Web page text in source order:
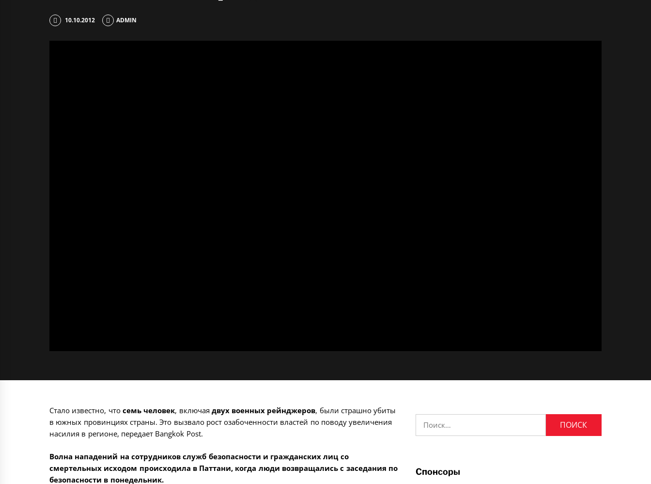
10.10.2012 ADMIN
Стало известно, что семь человек, включая двух военных рейнджеров, были страшно убиты
в южных провинциях страны. Это вызвало рост озабоченности властей по поводу увеличения
насилия в регионе, передает Bangkok Post.
Волна нападений на сотрудников служб безопасности и гражданских лиц со
смертельных исходом происходила в Паттани, когда люди возвращались с заседания по
безопасности в понедельник.
Найти:
Спонсоры